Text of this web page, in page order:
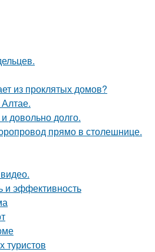
из проклятых домов?
довольно долго.
прямо в столешнице.
и эффективность
туристов